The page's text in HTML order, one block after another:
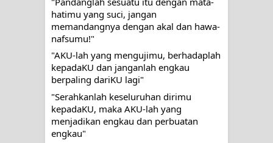
hatimu yang suci, jangan
memandangnya dengan akal dan hawa-
nafsumu!"
"AKU-lah yang mengujimu, berhadaplah
kepadaKU dan janganlah engkau
berpaling dariKU lagi"
"Serahkanlah keseluruhan dirimu
kepadaKU, maka AKU-lah yang
menjadikan engkau dan perbuatan
engkau"